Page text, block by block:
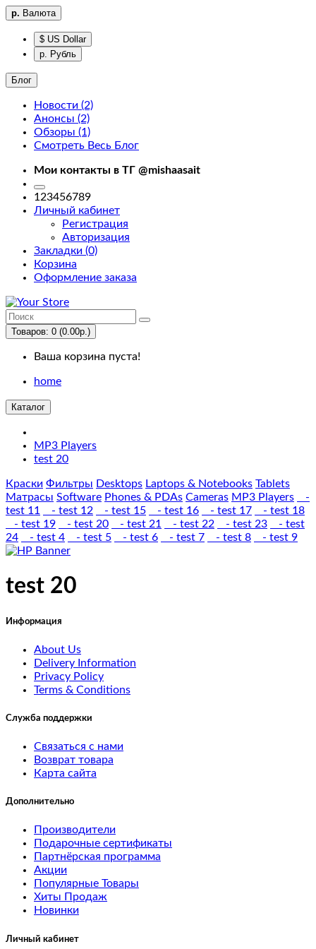
р. Валюта
$ US Dollar
р. Рубль
Блог
Новости (2)
Анонсы (2)
Обзоры (1)
Смотреть Весь Блог
Мои контакты в ТГ @mishaasait
123456789
Личный кабинет
Регистрация
Авторизация
Закладки (0)
Корзина
Оформление заказа
Товаров: 0 (0.00р.)
Ваша корзина пуста!
home
Каталог
Фильтры
Фильтры
home
Доставка
About
Us
Desktops
Laptops
&
Notebooks
Windows
test
1
2
Mice
Printers
Scanners
MP3 Players
test 20
Краски Фильтры Desktops Laptops & Notebooks Tablets
Матрасы Software Phones & PDAs Cameras MP3 Players
-
test 11
- test 12 - test 15 - test 16 - test 17
- test 18
- test 19
- test 20 - test 21 - test 22 - test 23
- test
24
- test 4 - test 5 - test 6 - test 7 - test 8 - test 9
test 20
Информация
About Us
Delivery Information
Privacy Policy
Terms & Conditions
Служба поддержки
Связаться с нами
Возврат товара
Карта сайта
Дополнительно
Производители
Подарочные сертификаты
Партнёрская программа
Акции
Популярные Товары
Хиты Продаж
Новинки
Личный кабинет